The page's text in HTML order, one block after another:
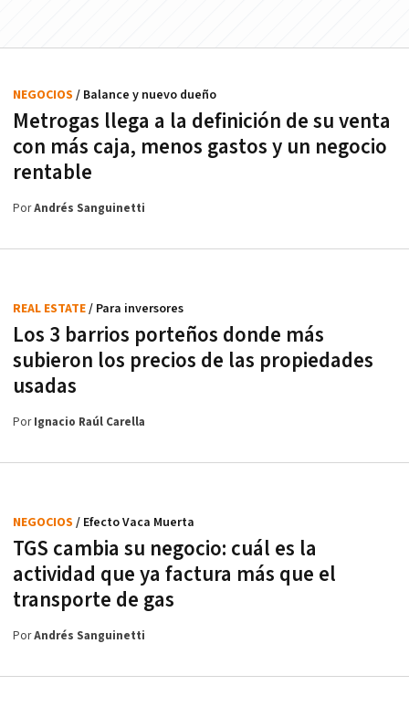
Metrogas llega a la definición de su venta
con más caja, menos gastos y un negocio
rentable
NEGOCIOS / Balance y nuevo dueño
PorAndrés Sanguinetti
Los 3 barrios porteños donde más
subieron los precios de las propiedades
usadas
REAL ESTATE/ Para inversores
PorIgnacio Raúl Carella
TGS cambia su negocio: cuál es la
actividad que ya factura más que el
transporte de gas
NEGOCIOS / Efecto Vaca Muerta
PorAndrés Sanguinetti